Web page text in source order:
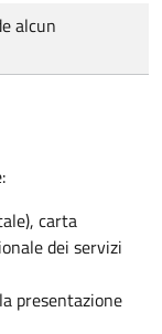
alcun
carta
dei servizi
presentazione